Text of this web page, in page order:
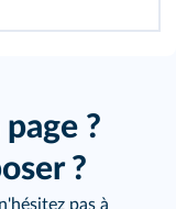
?
?
pas à